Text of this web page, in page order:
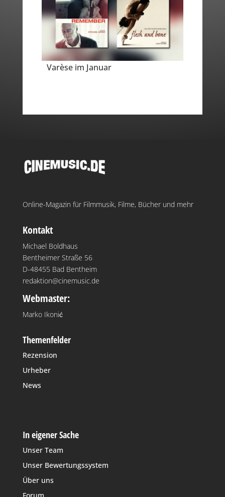
Varèse im Januar
Online-Magazin für Filmmusik, Filme, Bücher und mehr
Kontakt
Michael Boldhaus
Bentheimer Straße 56
D-48455 Bad Bentheim
redaktion@cinemusic.de
Webmaster:
Marko Ikonić
Themenfelder
Rezension
Urheber
News
In eigener Sache
Unser Team
Unser Bewertungssystem
Über uns